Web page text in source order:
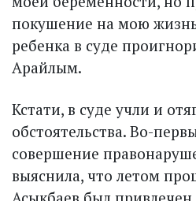
покушение на мою
ребенка в суде
Арайлым.
Кстати, в суде учли и
обстоятельства. Во-
совершение
выяснила, что летом